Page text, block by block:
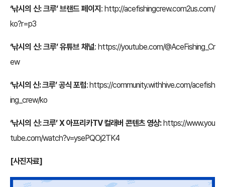
‘낚시의 신: 크루’ 브랜드 페이지 : http://acefishingcrew.com2us.com/
ko?r=p3
‘낚시의 신: 크루’ 유튜브 채널: https://youtube.com/@AceFishing_Cr
ew
‘낚시의 신: 크루’ 공식 포럼:https://community.withhive.com/acefish
ing_crew/ko
‘낚시의 신: 크루’ X 아프리카TV 컬래버 콘텐츠 영상:https://www.you
tube.com/watch?v=ysePQOj2TK4
[사진자료]